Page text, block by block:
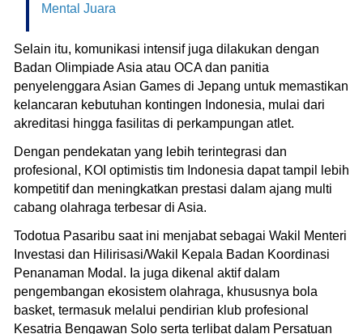
Mental Juara
Selain itu, komunikasi intensif juga dilakukan dengan
Badan Olimpiade Asia atau OCA dan panitia
penyelenggara Asian Games di Jepang untuk memastikan
kelancaran kebutuhan kontingen Indonesia, mulai dari
akreditasi hingga fasilitas di perkampungan atlet.
Dengan pendekatan yang lebih terintegrasi dan
profesional, KOI optimistis tim Indonesia dapat tampil lebih
kompetitif dan meningkatkan prestasi dalam ajang multi
cabang olahraga terbesar di Asia.
Todotua Pasaribu saat ini menjabat sebagai Wakil Menteri
Investasi dan Hilirisasi/Wakil Kepala Badan Koordinasi
Penanaman Modal. Ia juga dikenal aktif dalam
pengembangan ekosistem olahraga, khususnya bola
basket, termasuk melalui pendirian klub profesional
Kesatria Bengawan Solo serta terlibat dalam Persatuan